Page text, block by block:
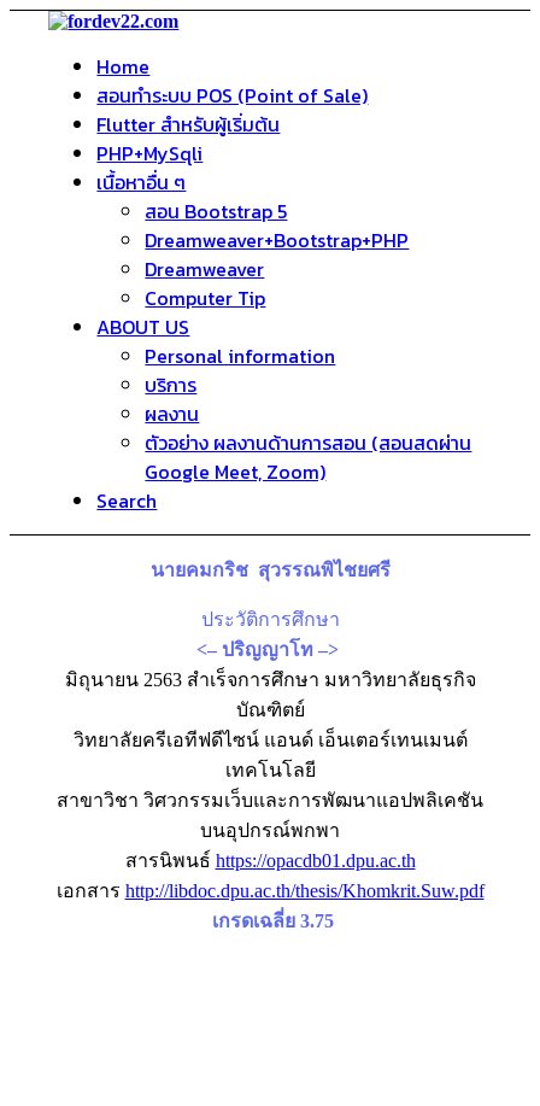
Home
สอนทำระบบ POS (Point of Sale)
Flutter สำหรับผู้เริ่มต้น
PHP+MySqli
เนื้อหาอื่น ๆ
สอน Bootstrap 5
Dreamweaver+Bootstrap+PHP
Dreamweaver
Computer Tip
ABOUT US
Personal information
บริการ
ผลงาน
ตัวอย่าง ผลงานด้านการสอน (สอนสดผ่าน
Google Meet, Zoom)
Search
นายคมกริช สุวรรณพิไชยศรี
ประวัติการศึกษา
<– ปริญญาโท –>
มิถุนายน 2563 สำเร็จการศึกษา มหาวิทยาลัยธุรกิจ
บัณฑิตย์
วิทยาลัยครีเอทีฟดีไซน์ แอนด์ เอ็นเตอร์เทนเมนต์
เทคโนโลยี
สาขาวิชา วิศวกรรมเว็บและการพัฒนาแอปพลิเคชัน
บนอุปกรณ์พกพา
สารนิพนธ์ https://opacdb01.dpu.ac.th
เอกสาร http://libdoc.dpu.ac.th/thesis/Khomkrit.Suw.pdf
เกรดเฉลี่ย 3.75